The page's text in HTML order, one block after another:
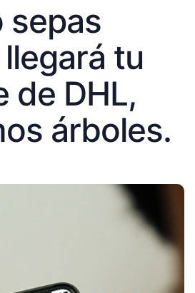
sepas
tu
de DHL,
árboles.